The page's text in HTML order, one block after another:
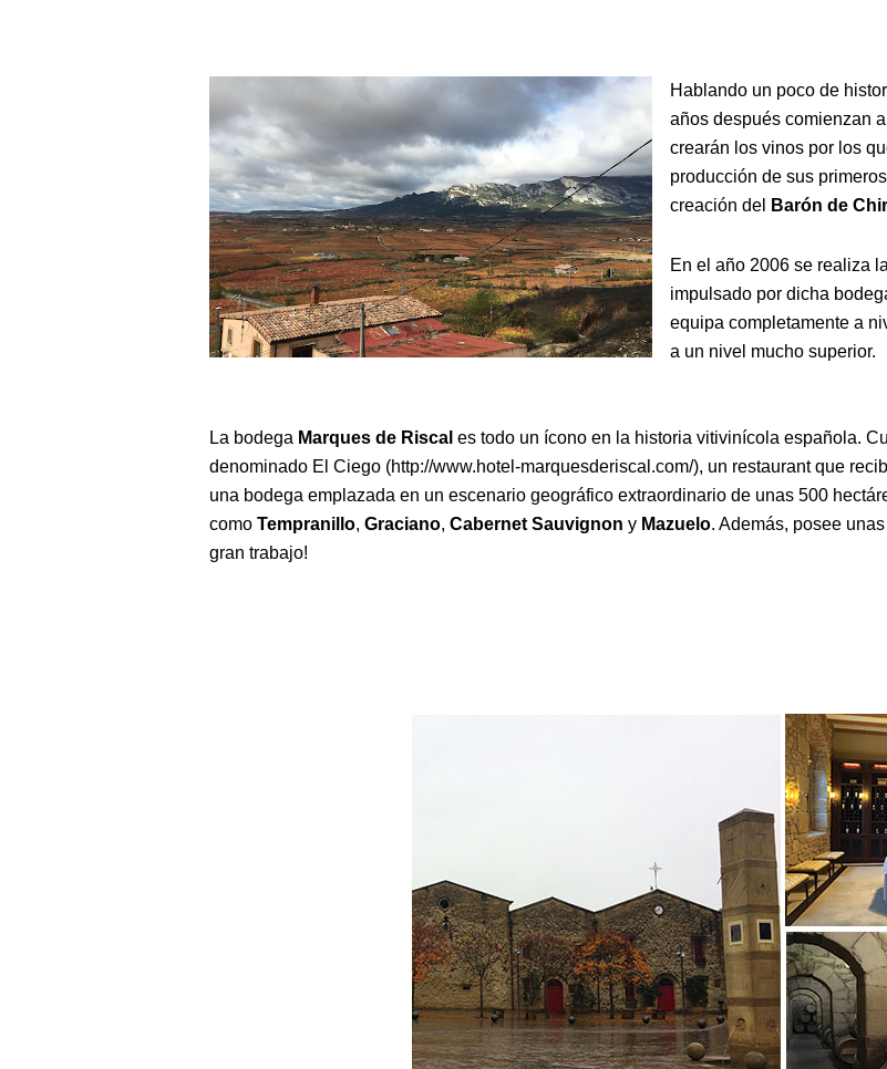
Hablando un poco de
años después comienzan
crearán los vinos por los
producción de sus
creación del
Barón de
En el año 2006 se realiza
impulsado por dicha
equipa completamente a
a un nivel mucho superior.
La bodega Marques de Riscal es todo un ícono en la historia vitivinícola española.
denominado El Ciego (http://www.hotel-marquesderiscal.com/), un restaurant que
una bodega emplazada en un escenario geográfico extraordinario de unas 500
como Tempranillo, Graciano, Cabernet Sauvignon y Mazuelo. Además, posee
gran trabajo!